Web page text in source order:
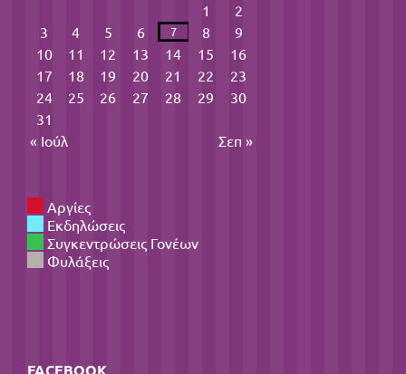
1
2
3
4 5 6 7 8
9
10
11 12 13 14 15
16
17
18 19 20 21 22
23
24
25 26 27 28 29
30
31
« Ιούλ
Σεπ »
Αργίες
Εκδηλώσεις
Συγκεντρώσεις Γονέων
Φυλάξεις
FACEBOOK